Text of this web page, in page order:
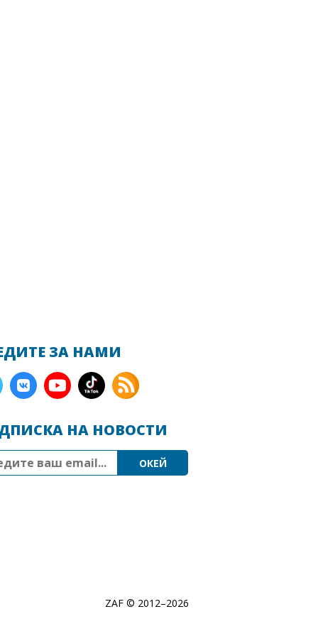
ЗА НАМИ
НА НОВОСТИ
ZAF © 2012–2026